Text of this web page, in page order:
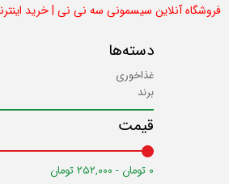
سفارشات
فروشگاه آنلاین سیسمونی سه نی نی | خرید
دسته‌ها
غذاخوری
برند
قیمت
۰ تومان - ۲۵۲,۰۰۰ تومان